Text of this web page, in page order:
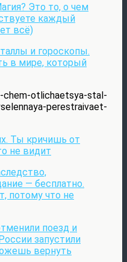
Это то, о чем
каждый
всё)
и гороскопы.
в мире, который
chem-otlichaetsya-stal-
perestraivaet-
Ты кричишь от
не видит
— бесплатно.
потому что не
поезд и
запустили
вернуть